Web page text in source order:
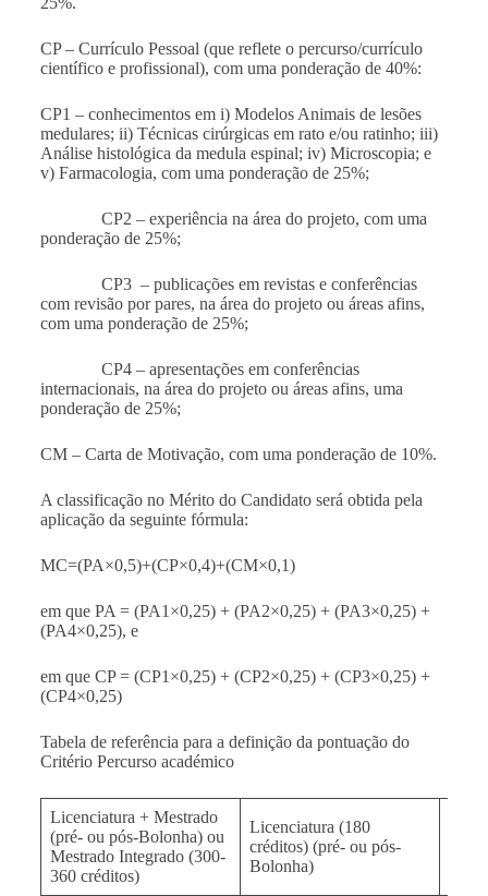
CP – Currículo Pessoal (que reflete o percurso/currículo
científico e profissional), com uma ponderação de 40%:
CP1 – conhecimentos em i) Modelos Animais de lesões
medulares; ii) Técnicas cirúrgicas em rato e/ou ratinho; iii)
Análise histológica da medula espinal; iv) Microscopia; e
v) Farmacologia, com uma ponderação de 25%;
CP2 – experiência na área do projeto, com uma
ponderação de 25%;
CP3 – publicações em revistas e conferências
com revisão por pares, na área do projeto ou áreas afins,
com uma ponderação de 25%;
CP4 – apresentações em conferências
internacionais, na área do projeto ou áreas afins, uma
ponderação de 25%;
CM – Carta de Motivação, com uma ponderação de 10%.
A classificação no Mérito do Candidato será obtida pela
aplicação da seguinte fórmula:
MC=(PA×0,5)+(CP×0,4)+(CM×0,1)
em que PA = (PA1×0,25) + (PA2×0,25) + (PA3×0,25) +
(PA4×0,25), e
em que CP = (CP1×0,25) + (CP2×0,25) + (CP3×0,25) +
(CP4×0,25)
Tabela de referência para a definição da pontuação do
Critério Percurso académico
Licenciatura + Mestrado
(pré- ou pós-Bolonha) ou
Mestrado Integrado (300-
360 créditos)
Licenciatura (180
créditos) (pré- ou pós-
Bolonha)